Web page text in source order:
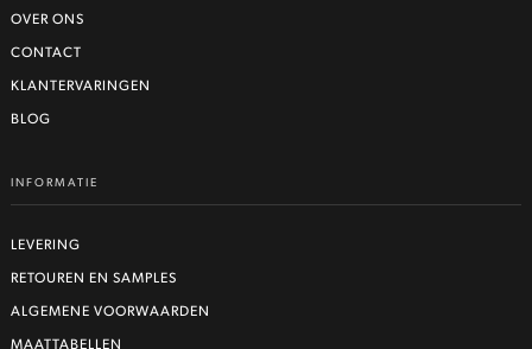
OVER ONS
CONTACT
KLANTERVARINGEN
BLOG
INFORMATIE
LEVERING
RETOUREN EN SAMPLES
ALGEMENE VOORWAARDEN
MAATTABELLEN